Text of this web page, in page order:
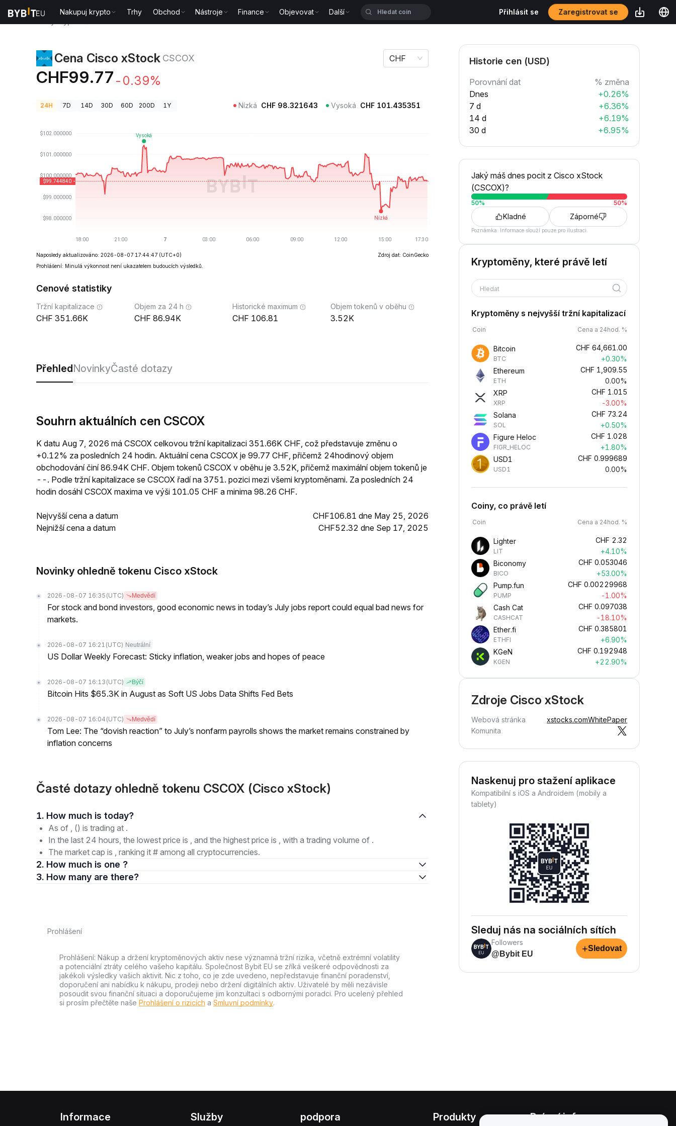
Nakupuj krypto Trhy Obchod Nástroje Finance Objevovat Další Přihlásit se Zaregistrovat se
Cena Cisco xStock CSCOX
CHF99.77 -0.39%
CHF
24H 7D 14D 30D 60D 200D 1Y Nízká CHF 98.321643 Vysoká CHF 101.435351
Naposledy aktualizováno: 2026-08-07 17:44:47 (UTC+0)
Zdroj dat: CoinGecko
Prohlášení: Minulá výkonnost není ukazatelem budoucích výsledků.
Cenové statistiky
Tržní kapitalizace
351.66K
Objem za 24 h
86.94K
Historické maximum
106.81
Objem tokenů v oběhu
3.52K
PřehledNovinkyČasté dotazy
Souhrn aktuálních cen CSCOX
K datu Aug 7, 2026 má CSCOX celkovou tržní kapitalizaci 351.66K CHF, což představuje změnu o
+0.12% za posledních 24 hodin. Aktuální cena CSCOX je 99.77 CHF, přičemž 24hodinový objem
obchodování činí 86.94K CHF. Objem tokenů CSCOX v oběhu je 3.52K, přičemž maximální objem tokenů je
--. Podle tržní kapitalizace se CSCOX řadí na 3751. pozici mezi všemi kryptoměnami. Za posledních 24
hodin dosáhl CSCOX maxima ve výši 101.05 CHF a minima 98.26 CHF.
Nejvyšší cena a datum
CHF106.81 dne May 25, 2026
Nejnižší cena a datum
CHF52.32 dne Sep 17, 2025
Novinky ohledně tokenu Cisco xStock
2026-08-07 16:35 (UTC) Medvědí
For stock and bond investors, good economic news in today’s July jobs report could equal bad news for
markets.
2026-08-07 16:21 (UTC) Neutrální
US Dollar Weekly Forecast: Sticky inflation, weaker jobs and hopes of peace
2026-08-07 16:13 (UTC) Býčí
Bitcoin Hits $65.3K in August as Soft US Jobs Data Shifts Fed Bets
2026-08-07 16:04 (UTC) Medvědí
Tom Lee: The “dovish reaction” to July’s nonfarm payrolls shows the market remains constrained by
inflation concerns
Časté dotazy ohledně tokenu CSCOX (Cisco xStock)
1. How much is today?
As of , () is trading at .
In the last 24 hours, the lowest price is , and the highest price is , with a trading volume of .
The market cap is , ranking it # among all cryptocurrencies.
2. How much is one ?
3. How many are there?
Prohlášení
Prohlášení: Nákup a držení kryptoměnových aktiv nese významná tržní rizika, včetně extrémní volatility
a potenciální ztráty celého vašeho kapitálu. Společnost Bybit EU se zříká veškeré odpovědnosti za
jakékoli výsledky vašich aktivit. Nic z toho, co je zde uvedeno, nepředstavuje finanční poradenství,
doporučení ani nabídku k nákupu, prodeji nebo držení digitálních aktiv. Uživatelé by měli nezávisle
posoudit svou finanční situaci a doporučujeme jim konzultaci s odbornými poradci. Pro ucelený přehled
si prosím přečtěte naše Prohlášení o rizicích a Smluvní podmínky.
Historie cen (USD)
Porovnání dat
% změna
Dnes
+0.26%
7 d
+6.36%
14 d
+6.19%
30 d
+6.95%
Jaký máš dnes pocit z Cisco xStock
(CSCOX)?
50% 50%
Kladné Záporné
Poznámka: Informace slouží pouze pro ilustraci.
Kryptoměny, které právě letí
Hledat
Kryptoměny s nejvyšší tržní kapitalizací
Coin Cena a 24hod. %
Bitcoin
BTC
CHF 64,661.00
+0.30%
Ethereum
ETH
CHF 1,909.55
0.00%
XRP
XRP
CHF 1.015
-3.00%
Solana
SOL
CHF 73.24
+0.50%
Figure Heloc
FIGR_HELOC
CHF 1.028
+1.80%
USD1
USD1
CHF 0.999689
0.00%
Coiny, co právě letí
Coin Cena a 24hod. %
Lighter
LIT
CHF 2.32
+4.10%
Biconomy
BICO
CHF 0.053046
+53.00%
Pump.fun
PUMP
CHF 0.00229968
-1.00%
Cash Cat
CASHCAT
CHF 0.097038
-18.10%
Ether.fi
ETHFI
CHF 0.385801
+6.90%
KGeN
KGEN
CHF 0.192948
+22.90%
Zdroje Cisco xStock
Webová stránka xstocks.comWhitePaper
Komunita
Naskenuj pro stažení aplikace
Kompatibilní s iOS a Androidem (mobily a
tablety)
Sleduj nás na sociálních sítích
Followers
@Bybit EU
+Sledovat
Informace Služby podpora Produkty Právní informace